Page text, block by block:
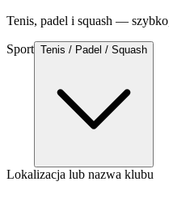
Tenis, padel i squash —
Sport Tenis / Padel / Squash
Lokalizacja lub nazwa klubu